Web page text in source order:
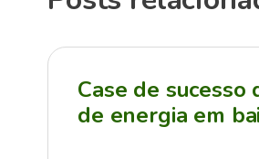
Case de
de energia em